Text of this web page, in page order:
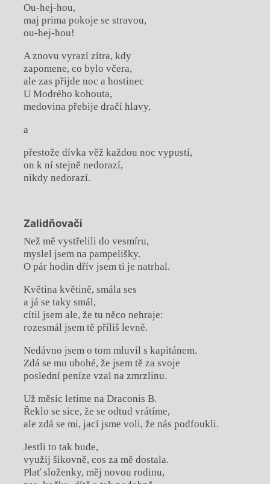
Ou-hej-hou,
maj prima pokoje se stravou,
ou-hej-hou!
A znovu vyrazí zítra, kdy
zapomene, co bylo včera,
ale zas přijde noc a hostinec
U Modrého kohouta,
medovina přebije dračí hlavy,
a
přestože dívka věž každou noc vypustí,
on k ní stejně nedorazí,
nikdy nedorazí.
Zalidňovači
Než mě vystřelili do vesmíru,
myslel jsem na pampelišky.
O pár hodin dřív jsem ti je natrhal.
Květina květině, smála ses
a já se taky smál,
cítil jsem ale, že tu něco nehraje:
rozesmál jsem tě příliš levně.
Nedávno jsem o tom mluvil s kapitánem.
Zdá se mu ubohé, že jsem tě za svoje
poslední peníze vzal na zmrzlinu.
Už měsíc letíme na Draconis B.
Řeklo se sice, že se odtud vrátíme,
ale zdá se mi, jací jsme voli, že nás podfoukli.
Jestli to tak bude,
využij šikovně, cos za mě dostala.
Plať složenky, měj novou rodinu,